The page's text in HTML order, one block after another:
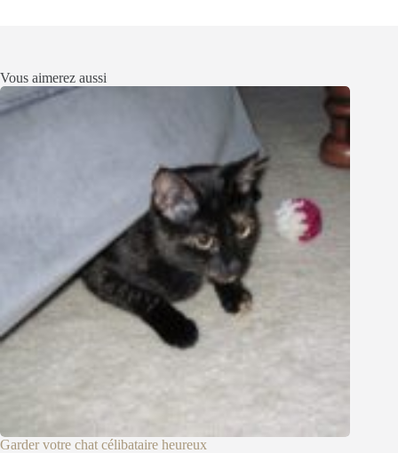
Vous aimerez aussi
Garder votre chat célibataire heureux